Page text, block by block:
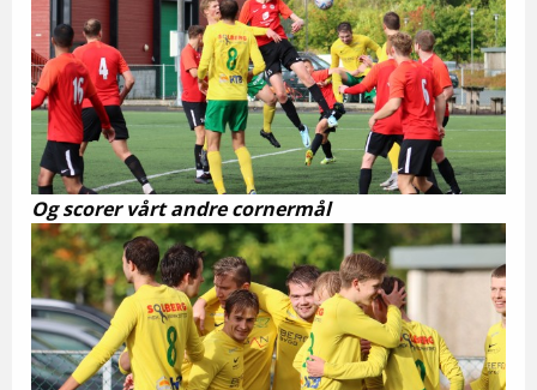
Og scorer vårt andre cornermål